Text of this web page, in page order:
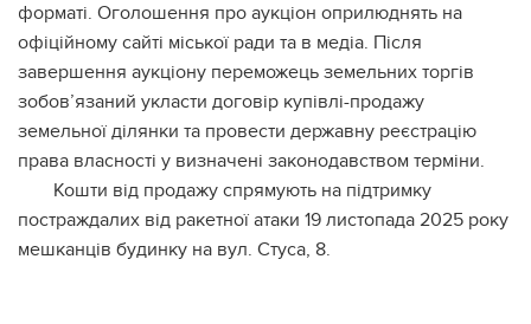
форматі. Оголошення про аукціон оприлюднять на
офіційному сайті міської ради та в медіа. Після
завершення аукціону переможець земельних торгів
зобов’язаний укласти договір купівлі-продажу
земельної ділянки та провести державну реєстрацію
права власності у визначені законодавством терміни.
Кошти від продажу спрямують на підтримку
постраждалих від ракетної атаки 19 листопада 2025 року
мешканців будинку на вул. Стуса, 8.